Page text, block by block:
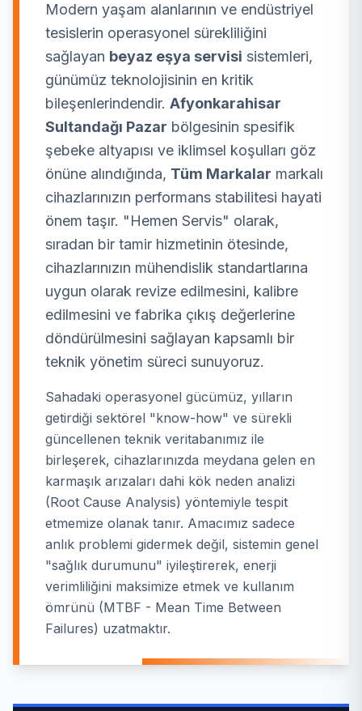
Modern yaşam alanlarının ve endüstriyel
tesislerin operasyonel sürekliliğini
sağlayan beyaz eşya servisi sistemleri,
günümüz teknolojisinin en kritik
bileşenlerindendir. Afyonkarahisar
Sultandağı Pazar bölgesinin spesifik
şebeke altyapısı ve iklimsel koşulları göz
önüne alındığında, Tüm Markalar markalı
cihazlarınızın performans stabilitesi hayati
önem taşır. "Hemen Servis" olarak,
sıradan bir tamir hizmetinin ötesinde,
cihazlarınızın mühendislik standartlarına
uygun olarak revize edilmesini, kalibre
edilmesini ve fabrika çıkış değerlerine
döndürülmesini sağlayan kapsamlı bir
teknik yönetim süreci sunuyoruz.
Sahadaki operasyonel gücümüz, yılların
getirdiği sektörel "know-how" ve sürekli
güncellenen teknik veritabanımız ile
birleşerek, cihazlarınızda meydana gelen en
karmaşık arızaları dahi kök neden analizi
(Root Cause Analysis) yöntemiyle tespit
etmemize olanak tanır. Amacımız sadece
anlık problemi gidermek değil, sistemin genel
"sağlık durumunu" iyileştirerek, enerji
verimliliğini maksimize etmek ve kullanım
ömrünü (MTBF - Mean Time Between
Failures) uzatmaktır.